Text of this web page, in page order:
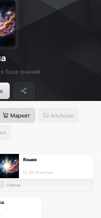
база знаний
Маркет Альбомы
Языки
26 объектов
Список